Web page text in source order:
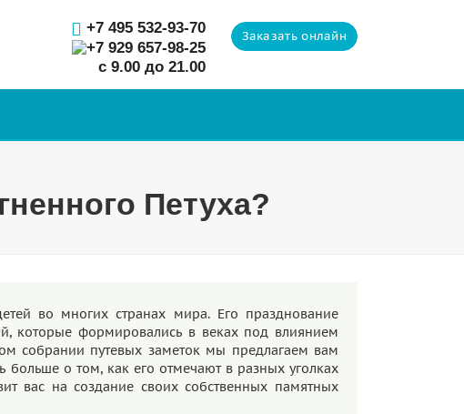
Заказать онлайн
+7 495 532-93-70
+7 929 657-98-25
с 9.00 до 21.00
Петуха?
во многих странах мира. Его празднование
которые формировались в веках под влиянием
собрании путевых заметок мы предлагаем вам
больше о том, как его отмечают в разных уголках
вас на создание своих собственных памятных